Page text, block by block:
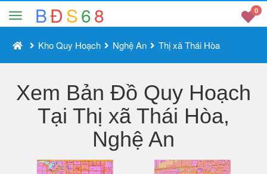
BĐS68 0
Kho Quy Hoạch Nghệ An Thị xã Thái Hòa
Xem Bản Đồ Quy Hoạch
Tại Thị xã Thái Hòa,
Nghệ An